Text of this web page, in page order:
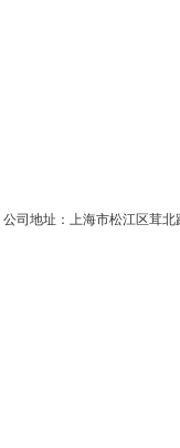
公司地址：上海市松江区茸